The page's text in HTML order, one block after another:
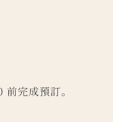
完成預訂。